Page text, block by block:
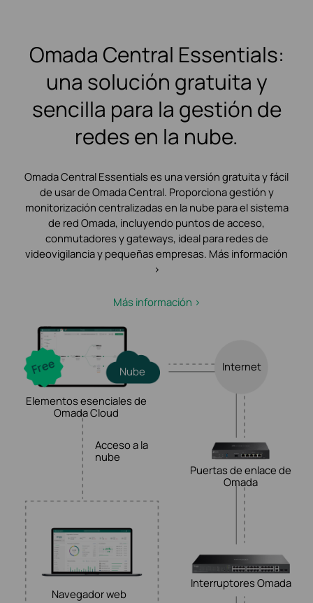
Omada Central Essentials:
una solución gratuita y
sencilla para la gestión de
redes en la nube.
Omada Central Essentials es una versión gratuita y fácil
de usar de Omada Central. Proporciona gestión y
monitorización centralizadas en la nube para el sistema
de red Omada, incluyendo puntos de acceso,
conmutadores y gateways, ideal para redes de
videovigilancia y pequeñas empresas. Más información
>
Más información >
Acceso a la
nube
Navegador web
Elementos esenciales de
Omada Cloud
Puertas de enlace de
Omada
Interruptores Omada
Nube Internet